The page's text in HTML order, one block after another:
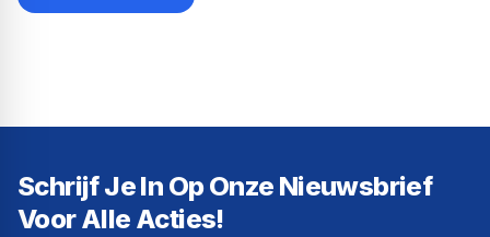
Schrijf Je In Op Onze Nieuwsbrief
Voor Alle Acties!